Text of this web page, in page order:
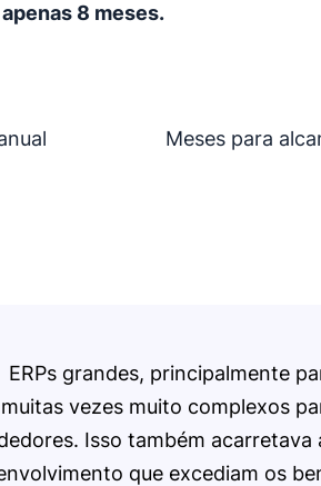
8 meses.
Meses para
ERPs grandes, principalmente
vezes muito complexos
Isso também acarretava
que excediam os